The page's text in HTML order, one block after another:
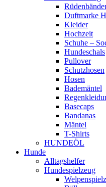
Duftmarke
Kleider
Hochzeit
Schuhe –
Hundeschals
Pullover
Schutzhosen
Hosen
Bademäntel
Basecaps
Bandanas
Mäntel
T-Shirts
HUNDEÖL
Hunde
Alltagshelfer
Hundespielzeug